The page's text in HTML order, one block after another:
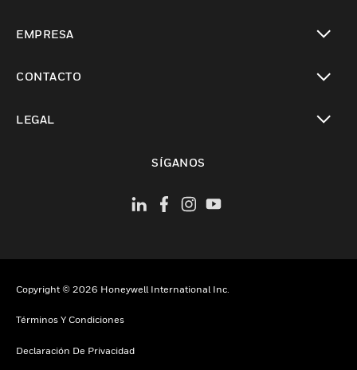
EMPRESA
CONTACTO
LEGAL
SÍGANOS
Copyright © 2026 Honeywell International Inc.
Términos Y Condiciones
Declaración De Privacidad